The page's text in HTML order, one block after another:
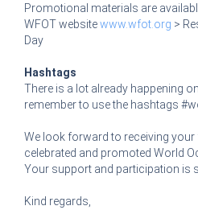
Promotional materials are
WFOT websitewww.wfot.org >
Day
Hashtags
There is a lot already happening
remember to use the hashtags
We look forward to receiving
celebrated and promoted World
Your support and participation is
Kind regards,